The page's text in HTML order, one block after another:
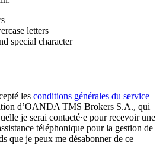
letters
special character
les conditions générales du service
d’OANDA TMS Brokers S.A., qui
je serai contacté·e pour recevoir une
téléphonique pour la gestion de
que je peux me désabonner de ce